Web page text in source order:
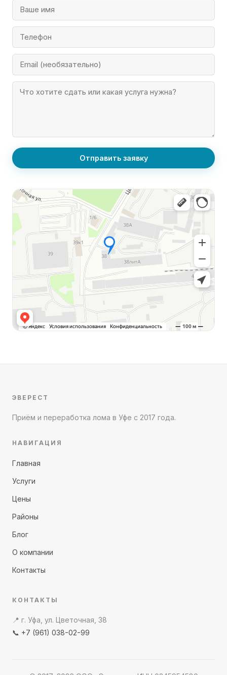
Отправить заявку
ЭВЕРЕСТ
Приём и переработка лома в Уфе с 2017 года.
НАВИГАЦИЯ
Главная
Услуги
Цены
Районы
Блог
О компании
Контакты
КОНТАКТЫ
📍 г. Уфа, ул. Цветочная, 38
📞 +7 (961) 038-02-99